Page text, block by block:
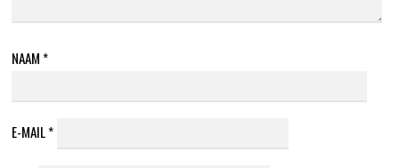
NAAM *
E-MAIL*